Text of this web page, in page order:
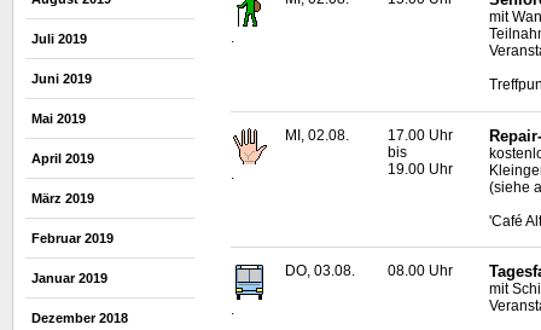
Juli 2019
Juni 2019
Mai 2019
April 2019
März 2019
Februar 2019
Januar 2019
Dezember 2018
mit
MI, 02.08.
17.00 Uhr
bis
19.00 Uhr
(siehe
'Café
.
DO, 03.08. 08.00 Uhr
mit